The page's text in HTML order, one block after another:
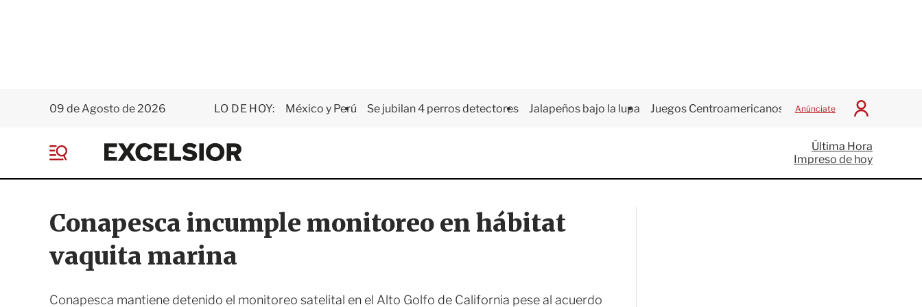
09 de Agosto de 2026 LO DE HOY: México y Perú Se jubilan 4 perros detectores Jalapeños bajo la lupa Juegos Centroamericanos Anúnciate
I
c
i
a
E
x
e
i
o
e
Última Hora
Impreso de hoy
Conapesca incumple monitoreo en hábitat
vaquita marina
Conapesca mantiene detenido el monitoreo satelital en el Alto Golfo de California pese al acuerdo